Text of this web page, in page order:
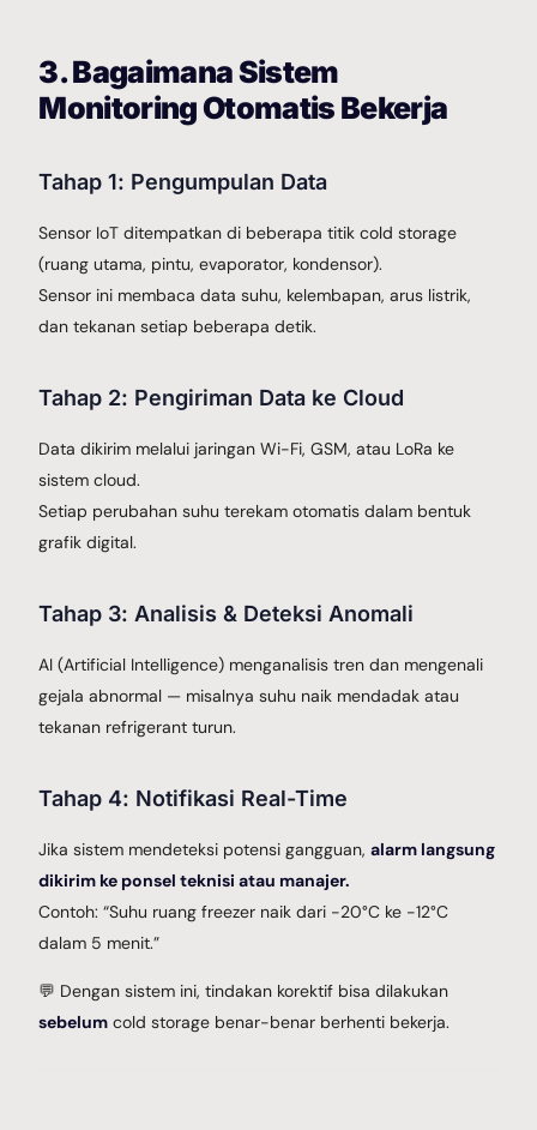
3. Bagaimana Sistem
Monitoring Otomatis Bekerja
Tahap 1: Pengumpulan Data
Sensor IoT ditempatkan di beberapa titik cold storage
(ruang utama, pintu, evaporator, kondensor).
Sensor ini membaca data suhu, kelembapan, arus listrik,
dan tekanan setiap beberapa detik.
Tahap 2: Pengiriman Data ke Cloud
Data dikirim melalui jaringan Wi-Fi, GSM, atau LoRa ke
sistem cloud.
Setiap perubahan suhu terekam otomatis dalam bentuk
grafik digital.
Tahap 3: Analisis & Deteksi Anomali
AI (Artificial Intelligence) menganalisis tren dan mengenali
gejala abnormal — misalnya suhu naik mendadak atau
tekanan refrigerant turun.
Tahap 4: Notifikasi Real-Time
Jika sistem mendeteksi potensi gangguan,alarm langsung
dikirim ke ponsel teknisi atau manajer.
Contoh: “Suhu ruang freezer naik dari -20°C ke -12°C
dalam 5 menit.”
💬 Dengan sistem ini, tindakan korektif bisa dilakukan
sebelum cold storage benar-benar berhenti bekerja.